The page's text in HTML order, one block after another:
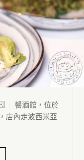
｜ 餐酒館，位於
店內走波西米亞